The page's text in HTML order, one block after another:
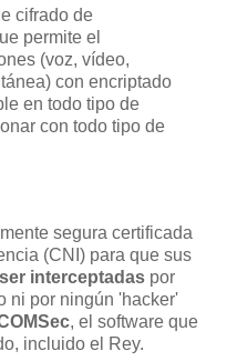
cifrado de
permite el
(voz, vídeo,
con encriptado
en todo tipo de
con todo tipo de
segura certificada
(CNI) para que sus
interceptadas por
ni por ningún 'hacker'
, el software que
incluido el Rey.